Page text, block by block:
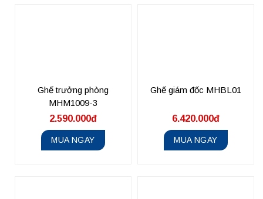
Ghế trưởng phòng
MHM1009-3
2.590.000đ
MUA NGAY
Ghế giám đốc MHBL01
6.420.000đ
MUA NGAY